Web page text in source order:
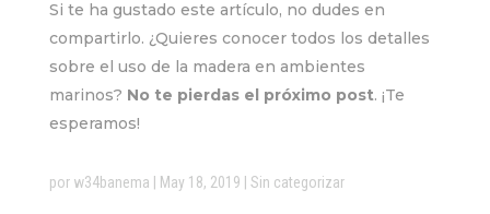
Si te ha gustado este artículo, no dudes en
compartirlo. ¿Quieres conocer todos los detalles
sobre el uso de la madera en ambientes
marinos? No te pierdas el próximo post. ¡Te
esperamos!
por w34banema May 18, 2019 Sin categorizar